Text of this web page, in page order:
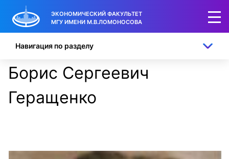
ЭКОНОМИЧЕСКИЙ ФАКУЛЬТЕТ
МГУ ИМЕНИ М.В.ЛОМОНОСОВА
Борис Сергеевич
Геращенко
Навигация по разделу